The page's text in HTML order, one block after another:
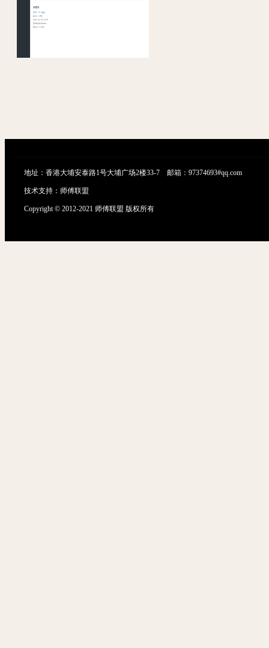
地址：香港大埔安泰路1号大埔广场2楼33-7 邮箱：97374693#qq.com
技术支持： 师傅联盟
Copyright © 2012-2021 师傅联盟 版权所有